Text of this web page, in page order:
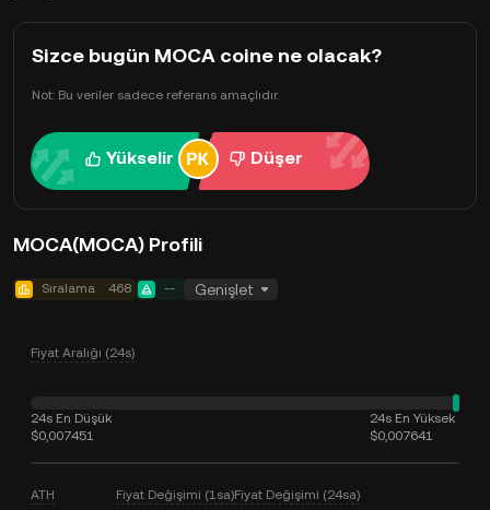
Sizce bugün MOCA coine ne olacak?
Not: Bu veriler sadece referans amaçlıdır.
Yükselir Düşer
MOCA(MOCA) Profili
Sıralama 468 -- Genişlet
Fiyat Aralığı (24s)
24s En Düşük
$0,007451
24s En Yüksek
$0,007641
ATH Fiyat Değişimi (1sa)Fiyat Değişimi (24sa)